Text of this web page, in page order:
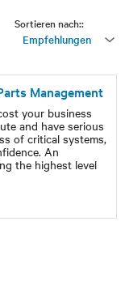
Sortieren nach::
Empfehlungen
Management
your business
and have serious
of critical systems,
An
the highest level